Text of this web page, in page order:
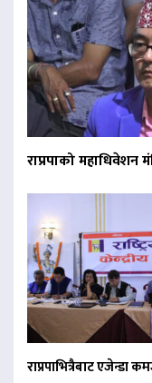
राप्रपाको महाधिवेशन
राप्रपाभित्रैबाट एजेन्डा